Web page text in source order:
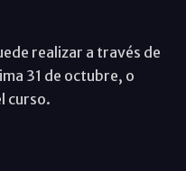
realizar a través de
31 de octubre, o
curso.